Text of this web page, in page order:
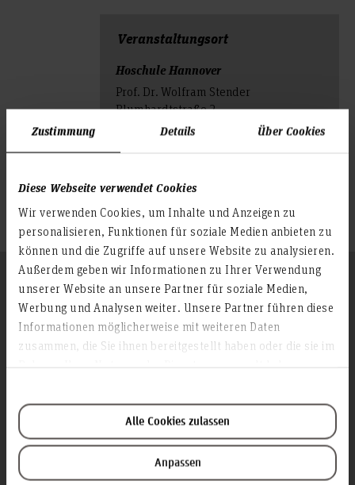
Zustimmung Details Über Cookies
Diese Webseite verwendet Cookies
Wir verwenden Cookies, um Inhalte und Anzeigen zu
personalisieren, Funktionen für soziale Medien anbieten zu
können und die Zugriffe auf unsere Website zu analysieren.
Außerdem geben wir Informationen zu Ihrer Verwendung
unserer Website an unsere Partner für soziale Medien,
Werbung und Analysen weiter. Unsere Partner führen diese
Informationen möglicherweise mit weiteren Daten
zusammen, die Sie ihnen bereitgestellt haben oder die sie im
Alle Cookies zulassen
Anpassen
Veranstal­tungs­ort
Hoschule Hannover
Prof. Dr. Wolfram Stender
Blumhardtstraße 2
30625 Hannover
Zum Seitenanfang
Infos zur Hochschule
Personensuche
Karriere
Folgen Sie uns